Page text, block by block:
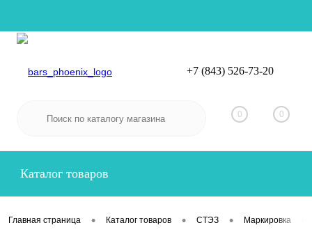
Вход
+7 (843) 526-73-20
0 0
Каталог товаров
Главная страница • Каталог товаров • СТЭЗ • Маркировка